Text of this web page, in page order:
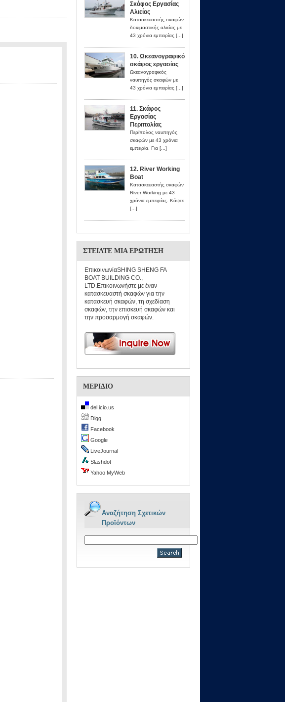
Σκάφος Εργασίας
Αλιείας
Κατασκευαστής σκαφών
δοκιμαστικής αλιείας με
43 χρόνια εμπειρίας [...]
10. Ωκεανογραφικό
σκάφος εργασίας
Ωκεανογραφικός
ναυπηγός σκαφών με
43 χρόνια εμπειρίας [...]
11. Σκάφος
Εργασίας
Περιπολίας
Περίπολος ναυπηγός
σκαφών με 43 χρόνια
εμπειρία. Για [...]
12. River Working
Boat
Κατασκευαστής σκαφών
River Working με 43
χρόνια εμπειρίας. Κόψτε
[...]
ΣΤΕΊΛΤΕ ΜΙΑ ΕΡΏΤΗΣΗ
ΕπικοινωνίαSHING SHENG FA
BOAT BUILDING CO.,
LTD.Επικοινωνήστε με έναν
κατασκευαστή σκαφών για την
κατασκευή σκαφών, τη σχεδίαση
σκαφών, την επισκευή σκαφών και
την προσαρμογή σκαφών.
ΜΕΡΊΔΙΟ
del.icio.us
Digg
Facebook
Google
LiveJournal
Slashdot
Yahoo MyWeb
Αναζήτηση Σχετικών
Προϊόντων